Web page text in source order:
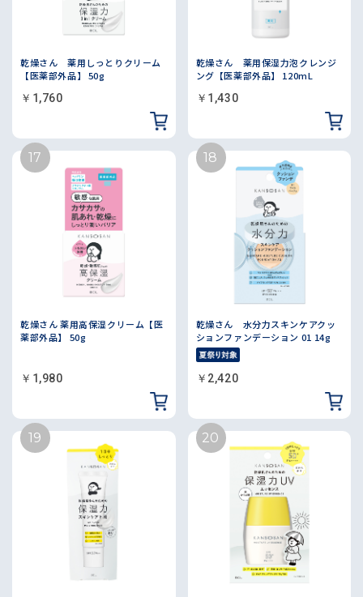
乾燥さん 薬用しっとりクリーム
【医薬部外品】 50g
￥1,760
乾燥さん 薬用保湿力泡クレンジ
ング【医薬部外品】 120mL
￥1,430
乾燥さん 薬用高保湿クリーム【医
薬部外品】 50g
￥1,980
乾燥さん 水分力スキンケアクッ
ションファンデーション 01 14g
￥2,420